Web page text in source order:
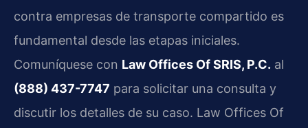
contra empresas de transporte compartido es
fundamental desde las etapas iniciales.
Comuníquese con Law Offices Of SRIS, P.C. al
(888) 437-7747 para solicitar una consulta y
discutir los detalles de su caso. Law Offices Of